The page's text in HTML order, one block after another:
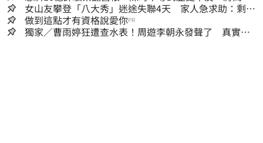
償還2022政治利息
女山友攀登「八大秀」迷途失聯4天 家人急求助：剩我
媽還沒找到
做到這點才有資格說愛你PR
獨家／曹雨婷狂遭查水表！周遊李朝永發聲了 真實看